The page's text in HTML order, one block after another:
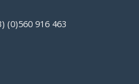
(0)560 916 463